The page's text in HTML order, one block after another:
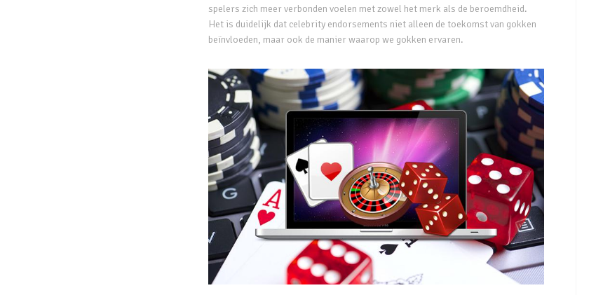
spelers zich meer verbonden voelen met zowel het merk als de beroemdheid.
Het is duidelijk dat celebrity endorsements niet alleen de toekomst van gokken
beïnvloeden, maar ook de manier waarop we gokken ervaren.